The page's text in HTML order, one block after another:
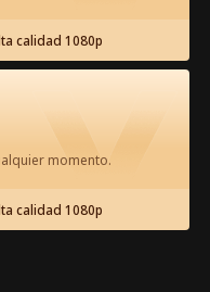
una danza
Todos los Episodios
48
calidad 1080p
momento.
calidad 1080p